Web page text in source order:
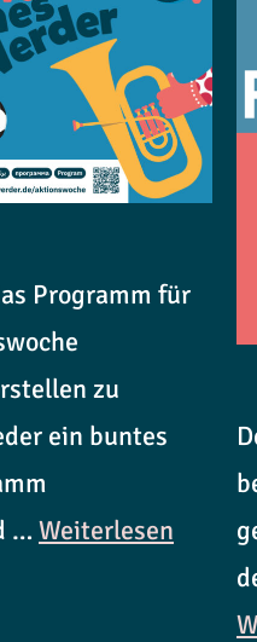
Programm für
zu
ein buntes
… Weiterlesen